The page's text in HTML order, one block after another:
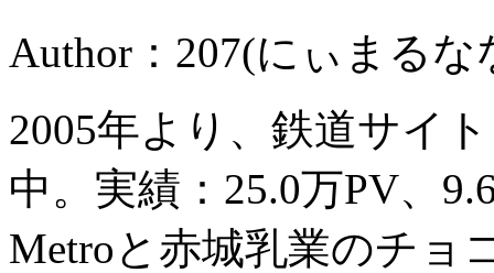
Author：207(にぃまるな
2005年より、鉄道サイ
中。実績：25.0万PV、
Metroと赤城乳業のチョ